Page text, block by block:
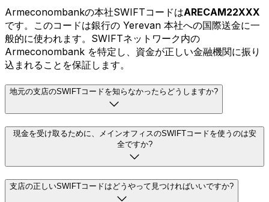
Armeconombankの本社SWIFTコードはARECAM22XXX
です。このコードは銀行の Yerevan 本社への国際送金に一
般的に使われます。SWIFTネットワーク内の
Armeconombank を特定し、資金が正しい金融機関に振り
込まれることを保証します。
地元の支店のSWIFTコードを知らなかったらどうしますか?
現金を受け取るために、メインオフィスのSWIFTコードを使うのは安
全ですか?
支店の正しいSWIFTコードはどうやって見つければいいですか?